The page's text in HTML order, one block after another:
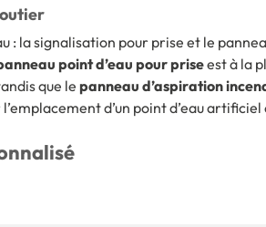
: la signalisation pour prise et le
point d’eau pour priseest à la
que le panneau d’aspiration
d’un point d’eau artificiel